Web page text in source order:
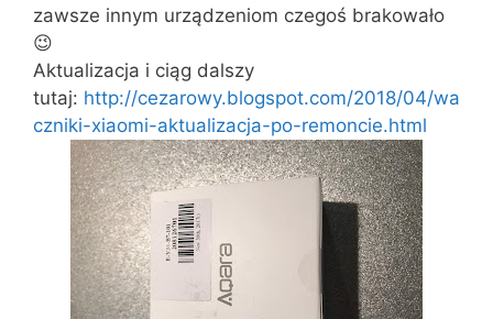
zawsze innym urządzeniom czegoś brakowało
😉
Aktualizacja i ciąg dalszy
tutaj: http://cezarowy.blogspot.com/2018/04/wa
czniki-xiaomi-aktualizacja-po-remoncie.html